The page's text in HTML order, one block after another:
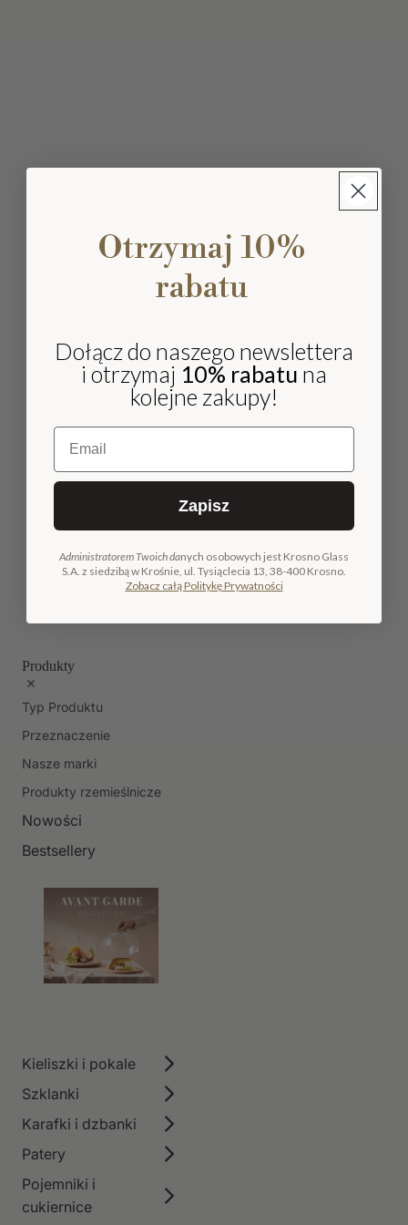
Produkty
Typ Produktu
Przeznaczenie
Nasze marki
Produkty rzemieślnicze
Nowości
Bestsellery
Kieliszki i pokale
Szklanki
Karafki i dzbanki
Patery
Pojemniki i
cukiernice
Otrzymaj 10%
rabatu
Dołącz do naszego newslettera
i otrzymaj 10% rabatu na
kolejne zakupy!
Email
Zapisz
Administratorem Twoich danych osobowych jest Krosno Glass
S.A. z siedzibą w Krośnie, ul. Tysiąclecia 13, 38-400 Krosno.
Zobacz całą Politykę Prywatności